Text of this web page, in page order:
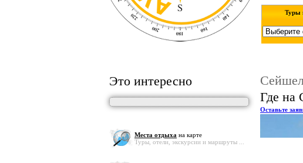
Туры
Это интересно
Места отдыха на карте
Туры, отели, экскурсии и маршруты ...
Где на
Оставьте